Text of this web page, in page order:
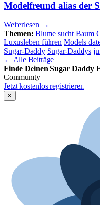
Modelfreund alias der
Weiterlesen →
Themen: Blume sucht Baum
Luxusleben führen Models
Sugar-Daddy Sugar-Daddys
← Alle Beiträge
Finde Deinen Sugar Daddy
Community
Jetzt kostenlos registrieren
×